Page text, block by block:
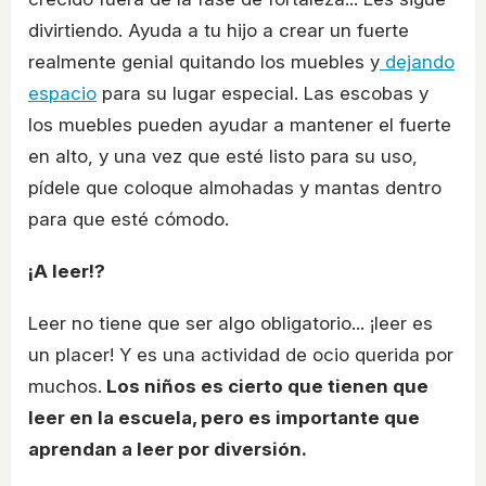
divirtiendo. Ayuda a tu hijo a crear un fuerte
realmente genial quitando los muebles y dejando
espacio para su lugar especial. Las escobas y
los muebles pueden ayudar a mantener el fuerte
en alto, y una vez que esté listo para su uso,
pídele que coloque almohadas y mantas dentro
para que esté cómodo.
¡A leer!?
Leer no tiene que ser algo obligatorio... ¡leer es
un placer! Y es una actividad de ocio querida por
muchos. Los niños es cierto que tienen que
leer en la escuela, pero es importante que
aprendan a leer por diversión.